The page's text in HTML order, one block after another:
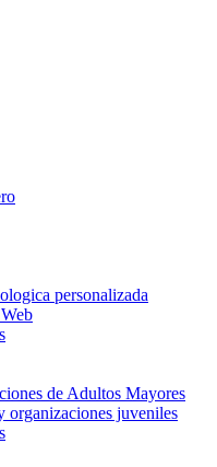
personalizada
de Adultos Mayores
organizaciones juveniles